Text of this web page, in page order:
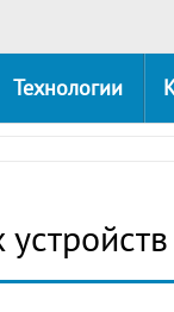
Технологии